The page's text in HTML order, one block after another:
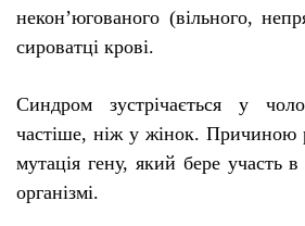
некон’югованого (вільного,
сироватці крові.
Синдром зустрічається у
частіше, ніж у жінок. Причиною
мутація гену, який бере участь в
організмі.